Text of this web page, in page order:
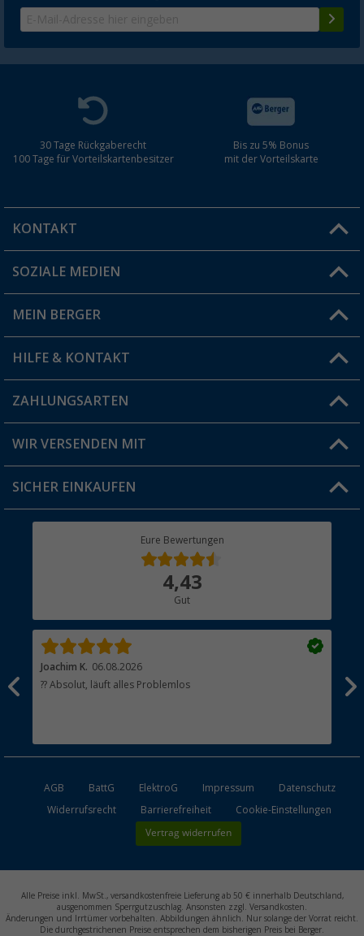
30 Tage Rückgaberecht
100 Tage für Vorteilskartenbesitzer
Bis zu 5% Bonus
mit der Vorteilskarte
KONTAKT
Du hast eine Frage?
Filiale finden
SOZIALE MEDIEN
MEIN BERGER
Vorteilskarte
Blog
Jobs & Karriere
HILFE & KONTAKT
FAQ & Kontakt
Versandinformationen
Rücksendung
ZAHLUNGSARTEN
WIR VERSENDEN MIT
SICHER EINKAUFEN
Eure Bewertungen
4,43
Gut
Joachim K. 06.08.2026
?? Absolut, läuft alles Problemlos
AGB BattG ElektroG Impressum
Datenschutz
Widerrufsrecht
Barrierefreiheit Cookie-Einstellungen
Vertrag widerrufen
Alle Preise inkl. MwSt., versandkostenfreie Lieferung ab 50 € innerhalb Deutschland,
ausgenommen Sperrgutzuschlag. Ansonsten zzgl. Versandkosten.
Änderungen und Irrtümer vorbehalten. Abbildungen ähnlich. Nur solange der Vorrat reicht.
Die durchgestrichenen Preise entsprechen dem bisherigen Preis bei Berger.